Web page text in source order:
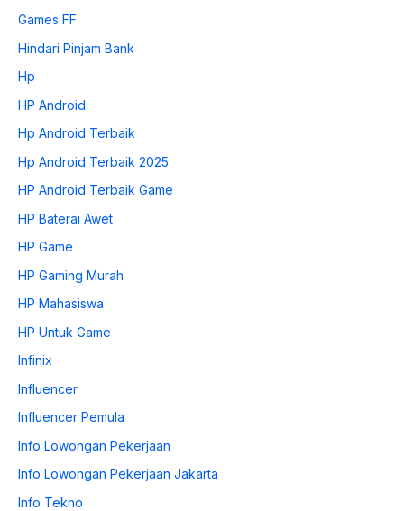
Games FF
Hindari Pinjam Bank
Hp
HP Android
Hp Android Terbaik
Hp Android Terbaik 2025
HP Android Terbaik Game
HP Baterai Awet
HP Game
HP Gaming Murah
HP Mahasiswa
HP Untuk Game
Infinix
Influencer
Influencer Pemula
Info Lowongan Pekerjaan
Info Lowongan Pekerjaan Jakarta
Info Tekno